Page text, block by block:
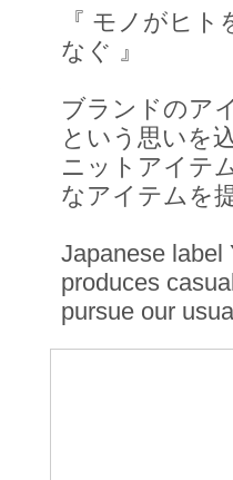
『 モノがヒ
なぐ 』
ブランドのア
という思いを
ニットアイテ
なアイテムを
Japanese label
produces
pursue our